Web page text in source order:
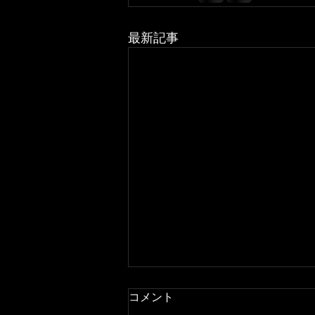
最新記事
コメント